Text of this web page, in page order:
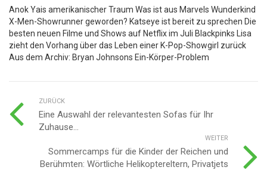
Anok Yais amerikanischer Traum Was ist aus Marvels Wunderkind
X-Men-Showrunner geworden? Katseye ist bereit zu sprechen Die
besten neuen Filme und Shows auf Netflix im Juli Blackpinks Lisa
zieht den Vorhang über das Leben einer K-Pop-Showgirl zurück
Aus dem Archiv: Bryan Johnsons Ein-Körper-Problem
ZURÜCK
Eine Auswahl der relevantesten Sofas für Ihr
Zuhause...
WEITER
Sommercamps für die Kinder der Reichen und
Berühmten: Wörtliche Helikoptereltern, Privatjets